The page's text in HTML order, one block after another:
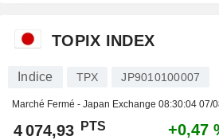
TOPIX INDEX
Indice TPX JP9010100007
Marché Fermé - Japan Exchange 08:30:04 07/
4 074,93 PTS +0,47